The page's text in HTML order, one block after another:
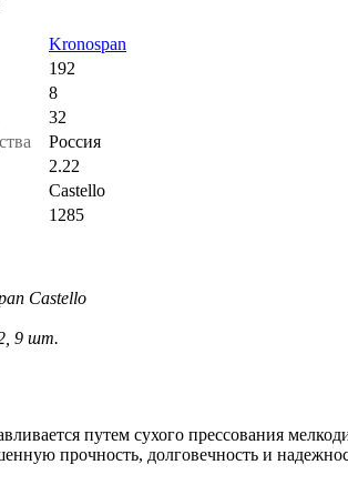
Kronospan
192
8
32
Россия
2.22
Castello
1285
Castello
9 шт.
путем сухого прессования
прочность, долговечность и